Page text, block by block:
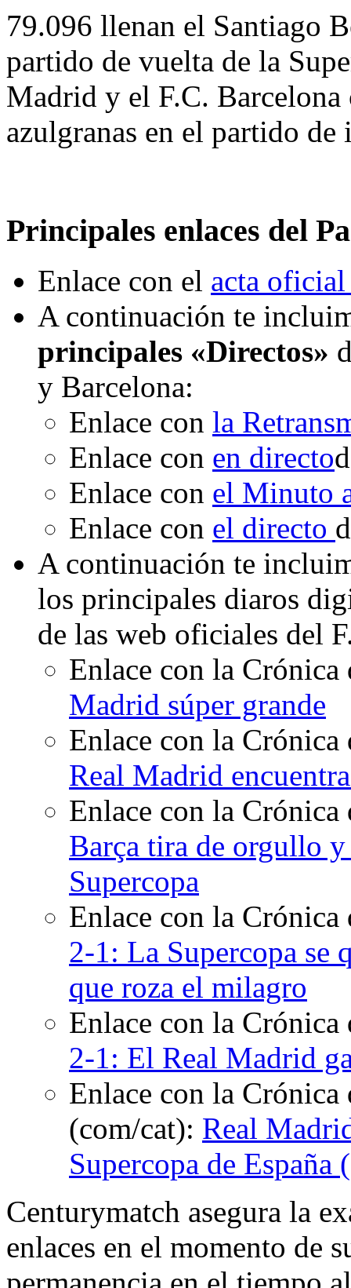
79.096 llenan el Santiago
partido de vuelta de la
Madrid y el F.C.
azulgranas en el partido de
Principales enlaces del
Enlace con el acta
A continuación te
principales «Directos»
y Barcelona:
Enlace con la
Enlace con en directo
Enlace con el Minuto
Enlace con el directo
A continuación te
los principales diaros
de las web oficiales del
Enlace con la
Madrid súper grande
Enlace con la
Real Madrid
Enlace con la
Barça tira de orgullo y
Supercopa
Enlace con la
2-1: La Supercopa se
que roza el milagro
Enlace con la
2-1: El Real Madrid
Enlace con la Crónica
(com/cat): Real
Supercopa de España
Centurymatch asegura la
enlaces en el momento de